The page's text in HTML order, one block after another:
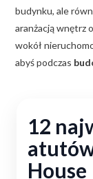
budynku, ale
aranżacją wnętrz
wokół
abyś podczas
12
House